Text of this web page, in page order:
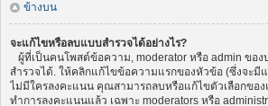
ข้างบน
จะแก้ไขหรือลบแบบสำรวจได้อย่างไร?
ผู้ที่เป็นคนโพสต์ข้อความ, moderator หรือ admin ขอ
สำรวจได้. ให้คลิกแก้ไขข้อความแรกของหัวข้อ (ซึ่งจะมี
ไม่มีใครลงคะแนน คุณสามารถลบหรือแก้ไขตัวเลือกขอ
ทำการลงคะแนนแล้ว เฉพาะ moderators หรือ